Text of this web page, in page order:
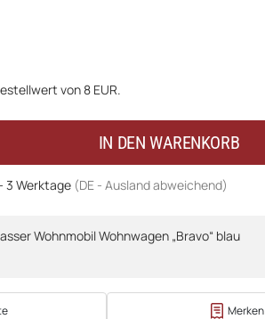
von 8 EUR.
IN DEN WARENKORB
3 Werktage (DE - Ausland abweichend)
Wohnmobil Wohnwagen „Bravo“ blau
Merken